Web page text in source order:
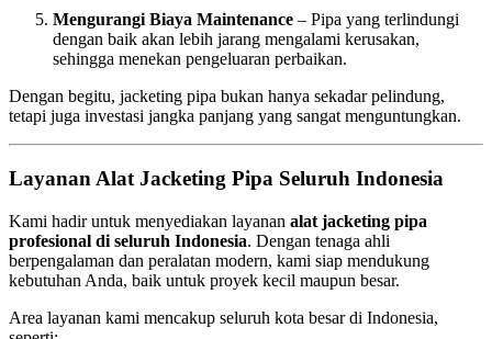
Mengurangi Biaya Maintenance – Pipa yang terlindungi
dengan baik akan lebih jarang mengalami kerusakan,
sehingga menekan pengeluaran perbaikan.
Dengan begitu, jacketing pipa bukan hanya sekadar pelindung,
tetapi juga investasi jangka panjang yang sangat menguntungkan.
Layanan Alat Jacketing Pipa Seluruh Indonesia
Kami hadir untuk menyediakan layanan alat jacketing pipa
profesional di seluruh Indonesia. Dengan tenaga ahli
berpengalaman dan peralatan modern, kami siap mendukung
kebutuhan Anda, baik untuk proyek kecil maupun besar.
Area layanan kami mencakup seluruh kota besar di Indonesia,